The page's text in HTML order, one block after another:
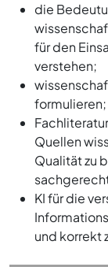
die
für den
verstehen;
formulieren;
Quellen
Qualität zu
KI für die
und korrekt